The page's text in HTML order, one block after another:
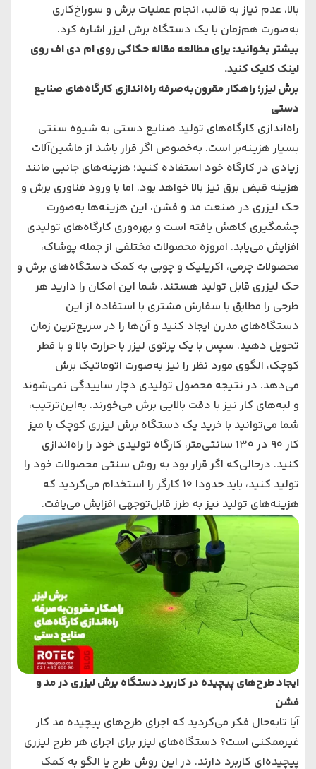
بالا، عدم نیاز به قالب، انجام عملیات برش و سوراخ‌کاری
به‌صورت هم‌زمان با یک دستگاه برش لیزر اشاره کرد.
بیشتر بخوانید: برای مطالعه مقالهحکاکی روی ام دی افروی
لینک کلیک کنید.
برش لیزر؛ راهکار مقرون‌به‌صرفه راه‌اندازی کارگاه‌های ‌صنایع
دستی
راه‌اندازی کارگاه‌های ‌تولید صنایع دستی به شیوه سنتی
بسیار هزینه‌بر است. به‌خصوص اگر قرار باشد از ماشین‌آلات
زیادی در کارگاه خود استفاده کنید؛ هزینه‌های ‌جانبی مانند
هزینه قبض برق نیز بالا خواهد بود. اما با ورود فناوری برش و
حک لیزری در صنعت مد و فشن، این هزینه‌ها به‌صورت
چشمگیری کاهش یافته است و بهره‌وری کارگاه‌های ‌تولیدی
افزایش می‌یابد. امروزه محصولات مختلفی از جمله پوشاک،
محصولات چرمی، اکریلیک و چوبی به کمک دستگاه‌های ‌برش و
حک لیزری قابل تولید هستند. شما این امکان را دارید هر
طرحی را مطابق با سفارش مشتری با استفاده از این
دستگاه‌های ‌مدرن ایجاد کنید و آن‌ها را در سریع‌ترین زمان
تحویل دهید. سپس با یک پرتوی لیزر با حرارت بالا و با قطر
کوچک، الگوی مورد نظر را نیز به‌صورت اتوماتیک برش
می‌‌‌دهد. در نتیجه محصول تولیدی دچار ساییدگی نمی‌شوند
و لبه‌های ‌کار نیز با دقت بالایی برش می‌‌‌خورند. به‌این‌ترتیب،
شما می‌‌‌توانید با خرید یک دستگاه برش لیزری کوچک با میز
کار 90 در 130 سانتی‌متر، کارگاه تولیدی خود را راه‌اندازی
کنید. درحالی‌که اگر قرار بود به روش سنتی محصولات خود را
تولید کنید، باید حدودا 10 کارگر را استخدام می‌‌‌کردید که
هزینه‌های ‌تولید نیز به طرز قابل‌توجهی افزایش می‌‌‌یافت.
ایجاد طرح‌های پیچیده‌ در کاربرد دستگاه برش لیزری در مد و
فشن
آیا تابه‌حال فکر می‌‌‌کردید که اجرای طرح‌های ‌پیچیده مد کار
غیرممکنی است؟ دستگاه‌های ‌لیزر برای اجرای هرطرح لیزری
پیچیده‌ای کاربرد دارند. در این روش طرح یا الگو به کمک